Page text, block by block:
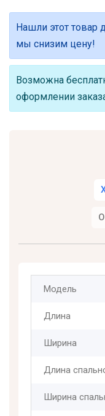
Нашли этот товар
мы снизим цену!
Возможна
оформлении
Модель
Длина
Ширина
Длина
Ширина